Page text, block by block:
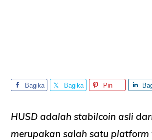
Bagika
Bagika
Pin
HUSDadalah stabilcoin asli
merupakan salah satu platform